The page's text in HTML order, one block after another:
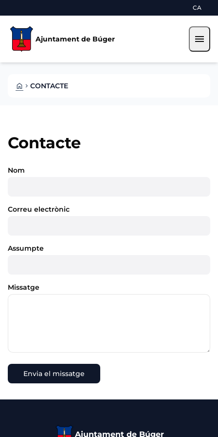
CA
Ajuntament de Búger menu
HOME CHEVRON_RIGHT CONTACTE
Contacte
Nom
Correu electrònic
Assumpte
Missatge
Ajuntament de Búger